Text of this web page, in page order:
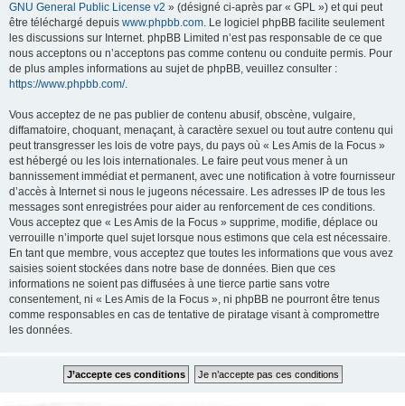
GNU General Public License v2 » (désigné ci-après par « GPL ») et qui peut
être téléchargé depuis www.phpbb.com. Le logiciel phpBB facilite seulement
les discussions sur Internet. phpBB Limited n’est pas responsable de ce que
nous acceptons ou n’acceptons pas comme contenu ou conduite permis. Pour
de plus amples informations au sujet de phpBB, veuillez consulter :
https://www.phpbb.com/.
Vous acceptez de ne pas publier de contenu abusif, obscène, vulgaire,
diffamatoire, choquant, menaçant, à caractère sexuel ou tout autre contenu qui
peut transgresser les lois de votre pays, du pays où « Les Amis de la Focus »
est hébergé ou les lois internationales. Le faire peut vous mener à un
bannissement immédiat et permanent, avec une notification à votre fournisseur
d’accès à Internet si nous le jugeons nécessaire. Les adresses IP de tous les
messages sont enregistrées pour aider au renforcement de ces conditions.
Vous acceptez que « Les Amis de la Focus » supprime, modifie, déplace ou
verrouille n’importe quel sujet lorsque nous estimons que cela est nécessaire.
En tant que membre, vous acceptez que toutes les informations que vous avez
saisies soient stockées dans notre base de données. Bien que ces
informations ne soient pas diffusées à une tierce partie sans votre
consentement, ni « Les Amis de la Focus », ni phpBB ne pourront être tenus
comme responsables en cas de tentative de piratage visant à compromettre
les données.